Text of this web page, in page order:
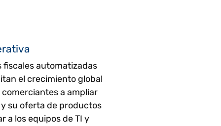
fiscales automatizadas
el crecimiento global
comerciantes a ampliar
su oferta de productos
a los equipos de TI y